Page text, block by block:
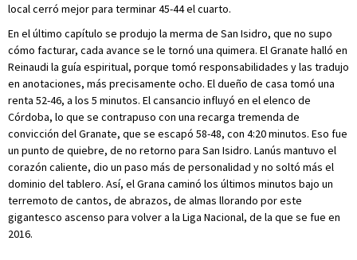
local cerró mejor para terminar 45-44 el cuarto.
En el último capítulo se produjo la merma de San Isidro, que no supo
cómo facturar, cada avance se le tornó una quimera. El Granate halló en
Reinaudi la guía espiritual, porque tomó responsabilidades y las tradujo
en anotaciones, más precisamente ocho. El dueño de casa tomó una
renta 52-46, a los 5 minutos. El cansancio influyó en el elenco de
Córdoba, lo que se contrapuso con una recarga tremenda de
convicción del Granate, que se escapó 58-48, con 4:20 minutos. Eso fue
un punto de quiebre, de no retorno para San Isidro. Lanús mantuvo el
corazón caliente, dio un paso más de personalidad y no soltó más el
dominio del tablero. Así, el Grana caminó los últimos minutos bajo un
terremoto de cantos, de abrazos, de almas llorando por este
gigantesco ascenso para volver a la Liga Nacional, de la que se fue en
2016.